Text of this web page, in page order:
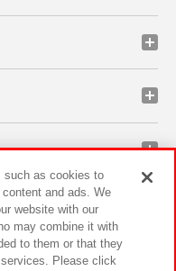
such as cookies to
and ads. We
website with our
may combine it with
to them or that they
Please click